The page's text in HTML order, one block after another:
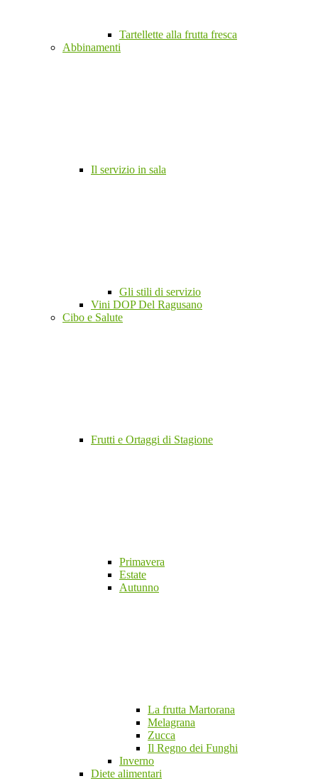
Tartellette alla frutta fresca
Abbinamenti
Il servizio in sala
Gli stili di servizio
Vini DOP Del Ragusano
Cibo e Salute
Frutti e Ortaggi di Stagione
Primavera
Estate
Autunno
La frutta Martorana
Melagrana
Zucca
Il Regno dei Funghi
Inverno
Diete alimentari